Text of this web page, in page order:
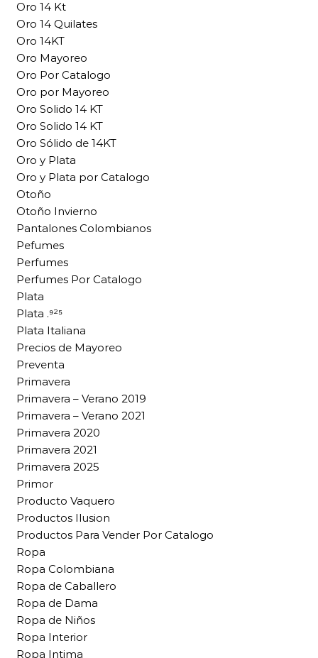
Oro 14 Kt
Oro 14 Quilates
Oro 14KT
Oro Mayoreo
Oro Por Catalogo
Oro por Mayoreo
Oro Solido 14 KT
Oro Solido 14 KT
Oro Sólido de 14KT
Oro y Plata
Oro y Plata por Catalogo
Otoño
Otoño Invierno
Pantalones Colombianos
Pefumes
Perfumes
Perfumes Por Catalogo
Plata
Plata .⁹²⁵
Plata Italiana
Precios de Mayoreo
Preventa
Primavera
Primavera – Verano 2019
Primavera – Verano 2021
Primavera 2020
Primavera 2021
Primavera 2025
Primor
Producto Vaquero
Productos Ilusion
Productos Para Vender Por Catalogo
Ropa
Ropa Colombiana
Ropa de Caballero
Ropa de Dama
Ropa de Niños
Ropa Interior
Ropa Intima